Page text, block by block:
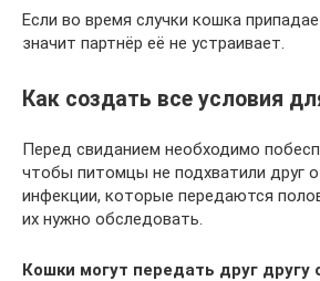
Если во время случки кошка
значит партнёр её не устраивает.
Как создать все условия
Перед свиданием необходимо
чтобы питомцы не подхватили друг
инфекции, которые передаются
их нужно обследовать.
Кошки могут передать друг